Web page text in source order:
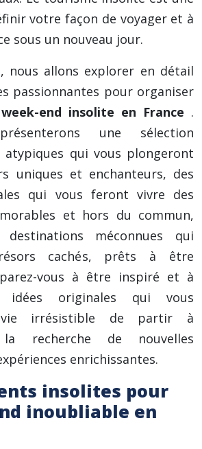
votre façon de voyager et à
sous un nouveau jour.
nous allons explorer en détail
passionnantes pour organiser
week-end insolite en France .
une sélection
atypiques qui vous plongeront
uniques et enchanteurs, des
qui vous feront vivre des
et hors du commun,
méconnues qui
cachés, prêts à être
vous à être inspiré et à
idées originales qui vous
irrésistible de partir à
recherche de nouvelles
enrichissantes.
insolites pour
inoubliable en